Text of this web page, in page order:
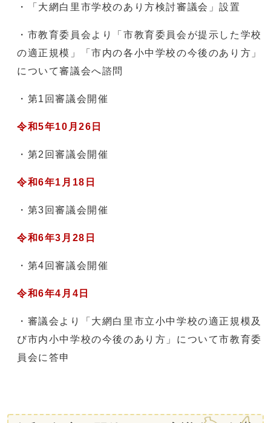
・「大網白里市学校のあり方検討審議会」設置
・市教育委員会より「市教育委員会が提示した学校
の適正規模」「市内の各小中学校の今後のあり方」
について審議会へ諮問
・第1回審議会開催
令和5年10月26日
・第2回審議会開催
令和6年1月18日
・第3回審議会開催
令和6年3月28日
・第4回審議会開催
令和6年4月4日
・審議会より「大網白里市立小中学校の適正規模及
び市内小中学校の今後のあり方」について市教育委
員会に答申